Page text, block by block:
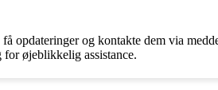
opdateringer og kontakte dem via
øjeblikkelig assistance.